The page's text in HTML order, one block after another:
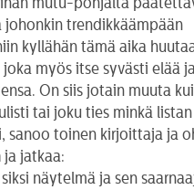
johonkin trendikkäämpään
kyllähän tämä aika
myös itse syvästi elää
On siis jotain muuta
tai joku ties minkä listan
sanoo toinen kirjoittaja ja
ja jatkaa:
näytelmä ja sen